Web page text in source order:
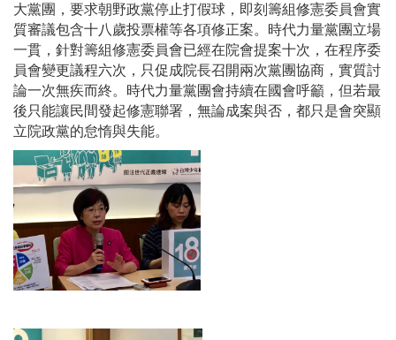
大黨團，要求朝野政黨停止打假球，即刻籌組修憲委員會實
質審議包含十八歲投票權等各項修正案。時代力量黨團立場
一貫，針對籌組修憲委員會已經在院會提案十次，在程序委
員會變更議程六次，只促成院長召開兩次黨團協商，實質討
論一次無疾而終。時代力量黨團會持續在國會呼籲，但若最
後只能讓民間發起修憲聯署，無論成案與否，都只是會突顯
立院政黨的怠惰與失能。